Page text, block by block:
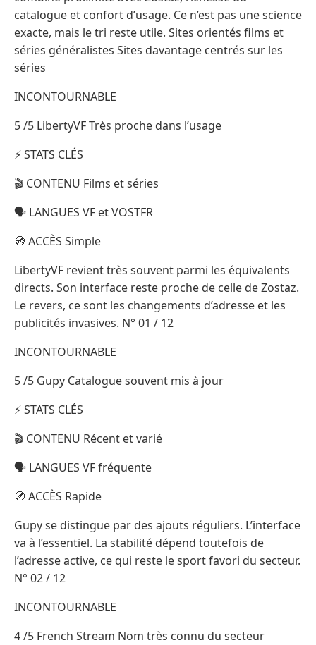
catalogue et confort d’usage. Ce n’est pas une science
exacte, mais le tri reste utile. Sites orientés films et
séries généralistes Sites davantage centrés sur les
séries
INCONTOURNABLE
5 /5 LibertyVF Très proche dans l’usage
⚡ STATS CLÉS
🎬 CONTENU Films et séries
🗣️ LANGUES VF et VOSTFR
🧭 ACCÈS Simple
LibertyVF revient très souvent parmi les équivalents
directs. Son interface reste proche de celle de Zostaz.
Le revers, ce sont les changements d’adresse et les
publicités invasives. N° 01 / 12
INCONTOURNABLE
5 /5 Gupy Catalogue souvent mis à jour
⚡ STATS CLÉS
🎬 CONTENU Récent et varié
🗣️ LANGUES VF fréquente
🧭 ACCÈS Rapide
Gupy se distingue par des ajouts réguliers. L’interface
va à l’essentiel. La stabilité dépend toutefois de
l’adresse active, ce qui reste le sport favori du secteur.
N° 02 / 12
INCONTOURNABLE
4 /5 French Stream Nom très connu du secteur